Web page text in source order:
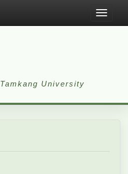
Toggle
Tamkang University